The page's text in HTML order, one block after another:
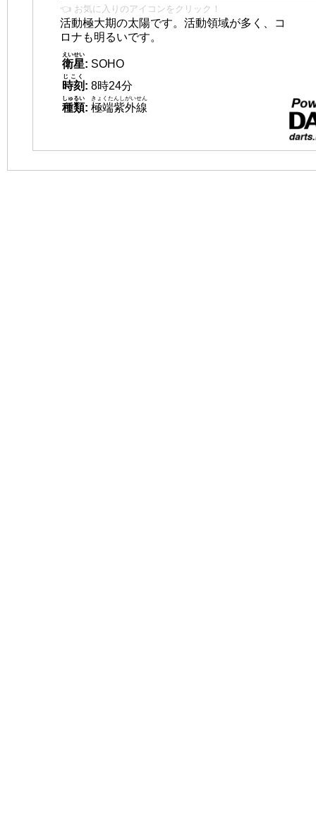
👈 お気に入りのアイコンをクリック！
活動極大期の太陽です。活動領域が多く、コ
ロナも明るいです。
衛星
えいせい
: SOHO
時刻
じこく
: 8時24分
種類
しゅるい
: 極端紫外線
きょくたんしがいせん